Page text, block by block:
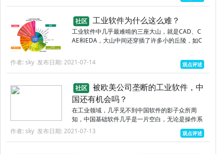
社区 工业软件为什么这么难？
工业软件中几乎最难啃的三座大山，就是CAD、C
AE和EDA，大山中间还穿插了许多小的丘陵，如C
大山，是人类基础学科和工程知识的集大成者。尽
管它支撑了整个工业...
作者: sky 发布日期: 2021-07-14 观点评述
社区
被欧美公司垄断的工业软件，中
国还有机会吗？
在工业领域，几乎见不到中国软件的影子众所周
知，中国基础软件几乎是一片空白，无论是操作系
统，还是数据库，虽然已经有数百家国产替代，但
市场仍然是被Windows,Linux,MySQL,Oracle等垄
作者: sky 发布日期: 2021-07-13 观点评述